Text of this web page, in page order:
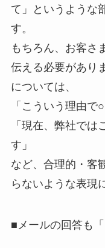
て」というような
す。
もちろん、お客さ
伝える必要があり
については、
「こういう理由で
「現在、弊社では
す」
など、合理的・客
らないような表現
■メールの回答も